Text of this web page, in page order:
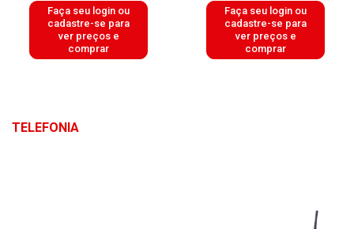
Faça seu login ou
cadastre-se para
ver preços e
comprar
Faça seu login ou
cadastre-se para
ver preços e
comprar
TELEFONIA